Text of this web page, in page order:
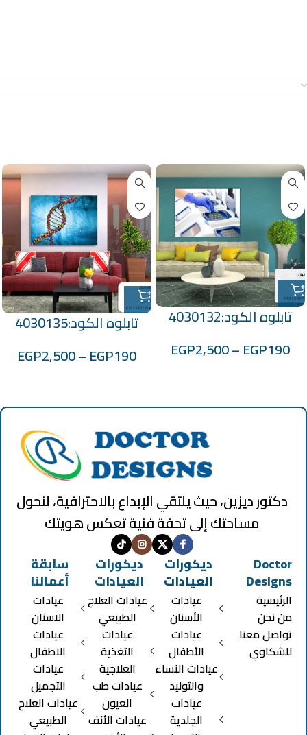
تابلوه الكود:4030132
EGP190
–
EGP2,500
تابلوه الكود:4030135
EGP190
–
EGP2,500
دكتور ديزين، حيث يلتقي الإبداع بالاحترافية، لنحول
مساحتك إلى تحفة فنية تعكس هويتك
Doctor
Designs
الرئيسية
من نحن
تواصل معنا
للشكاوي
ديكورات
العيادات
عيادات
الأسنان
عيادات
الأطفال
عيادات النساء
والتوليد
عيادات
الجلدية
ديكورات
العيادات
عيادات العلاج
الطبيعي
عيادات
التغذية
العلاجية
عيادات طب
العيون
عيادات الأنف
سابقة
أعمالنا
عيادات
الاسنان
عيادات
الاطفال
عيادات
التجميل
عيادات العلاج
الطبيعي